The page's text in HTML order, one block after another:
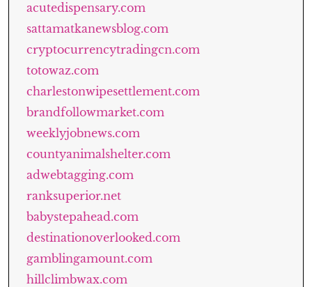
acutedispensary.com
sattamatkanewsblog.com
cryptocurrencytradingcn.com
totowaz.com
charlestonwipesettlement.com
brandfollowmarket.com
weeklyjobnews.com
countyanimalshelter.com
adwebtagging.com
ranksuperior.net
babystepahead.com
destinationoverlooked.com
gamblingamount.com
hillclimbwax.com